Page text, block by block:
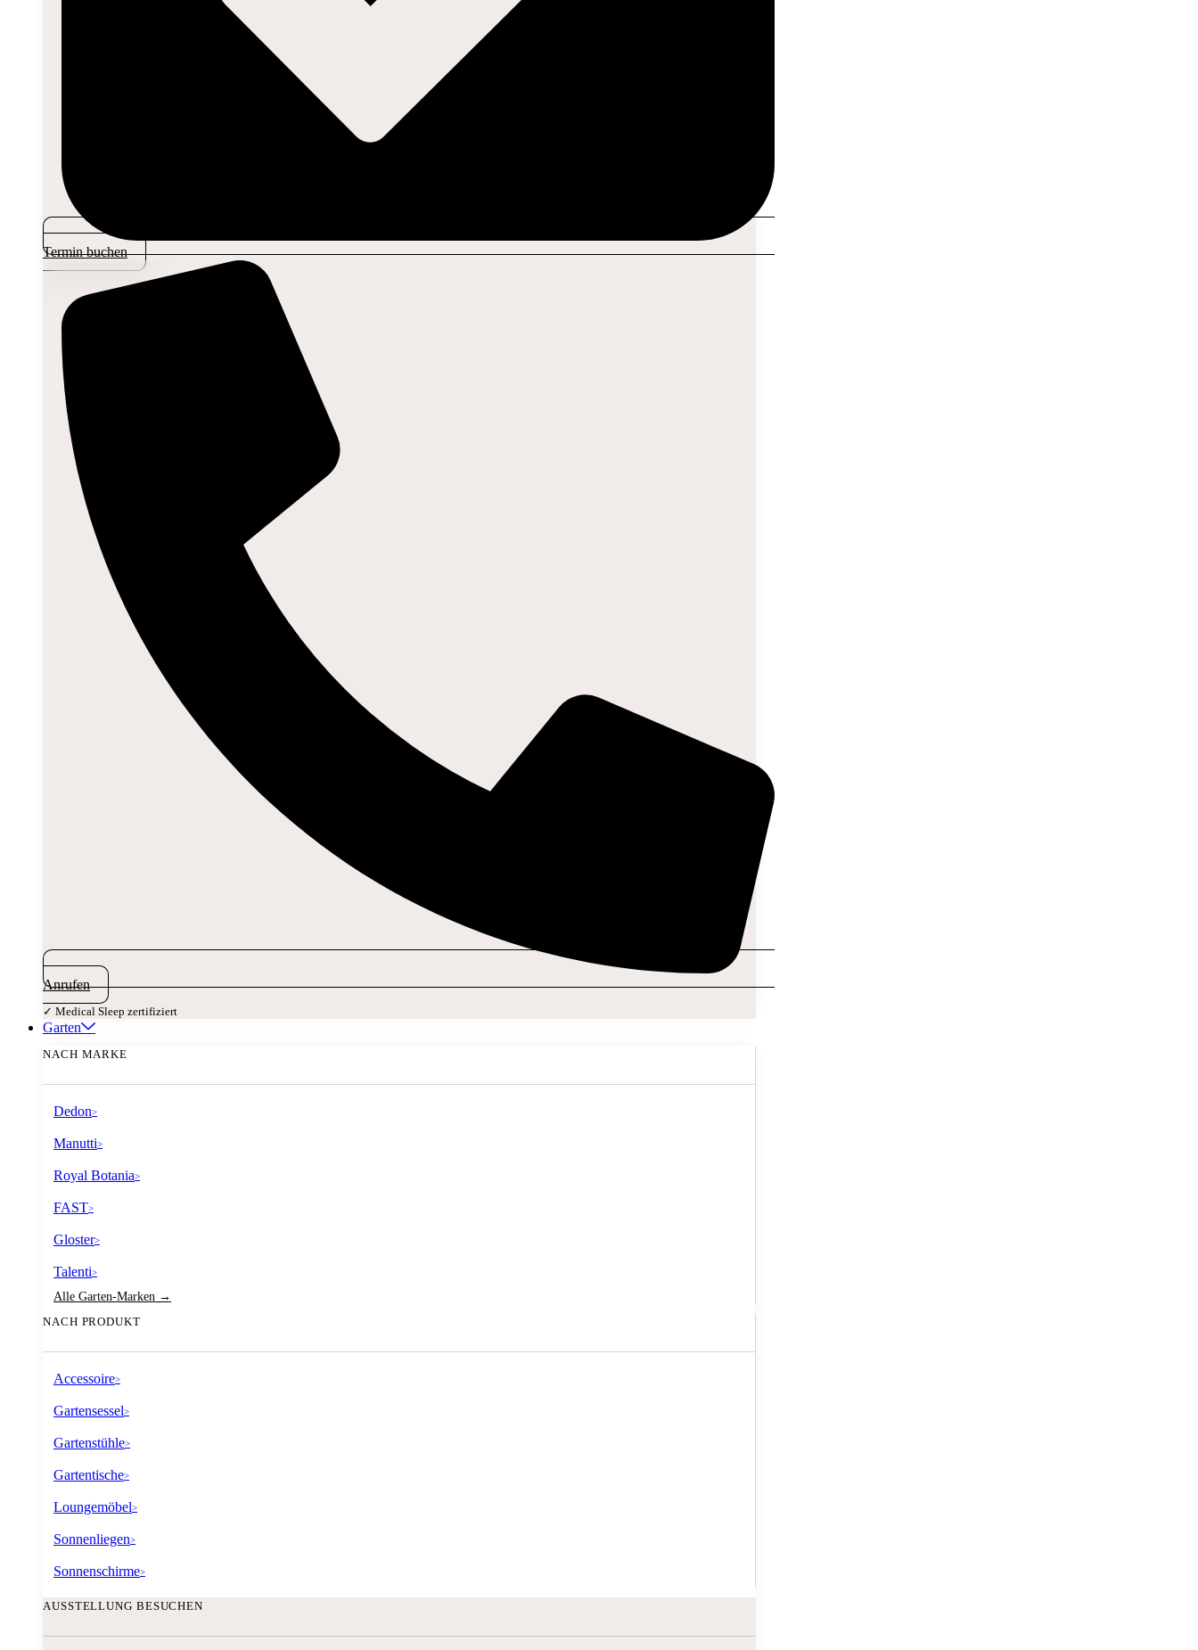
Termin buchen
Anrufen
✓ Medical Sleep zertifiziert
Garten
NACH MARKE
Dedon>
Manutti>
Royal Botania>
FAST>
Gloster>
Talenti>
Alle Garten-Marken →
NACH PRODUKT
Accessoire>
Gartensessel>
Gartenstühle>
Gartentische>
Loungemöbel>
Sonnenliegen>
Sonnenschirme>
AUSSTELLUNG BESUCHEN